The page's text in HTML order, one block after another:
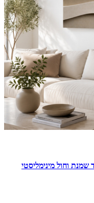
וחול מינימליסטי